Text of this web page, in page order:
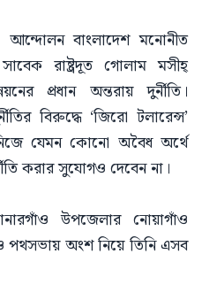
আন্দোলন বাংলাদেশ মনোনীত
রাষ্ট্রদূত গোলাম মসীহ্
প্রধান অন্তরায় দুর্নীতি।
বিরুদ্ধে ‘জিরো টলারেন্স’
যেমন কোনো অবৈধ অর্থে
করার সুযোগও দেবেন না।
উপজেলার নোয়াগাঁও
পথসভায় অংশ নিয়ে তিনি এসব